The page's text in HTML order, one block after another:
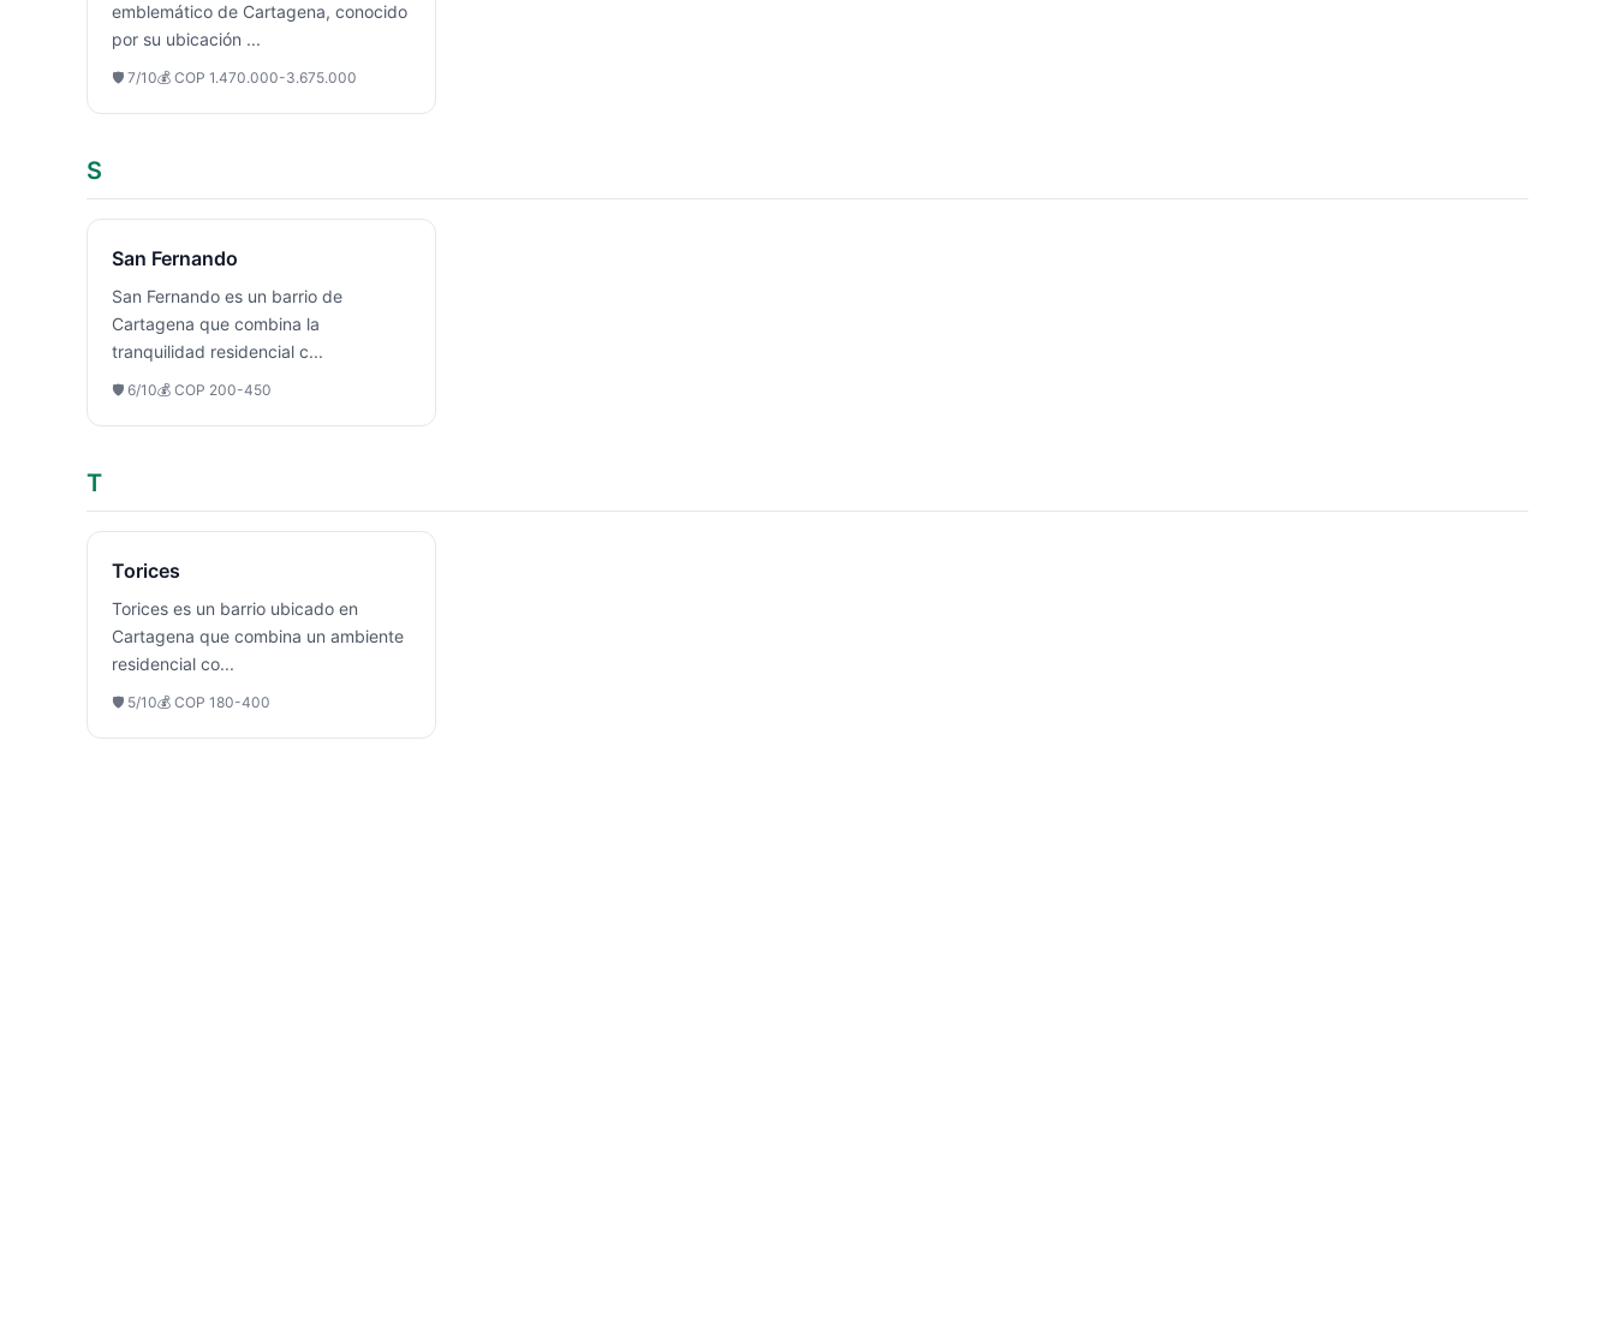
emblemático de Cartagena, conocido
por su ubicación ...
🛡️ 7/10💰 COP 1.470.000-3.675.000
S
San Fernando
San Fernando es un barrio de
Cartagena que combina la
tranquilidad residencial c...
🛡️ 6/10💰 COP 200-450
T
Torices
Torices es un barrio ubicado en
Cartagena que combina un ambiente
residencial co...
🛡️ 5/10💰 COP 180-400